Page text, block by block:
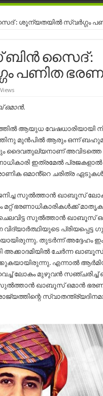
ശൂന്യതയിൽ സ്വർഗ്ഗം
സൈദ് :
ഒമാൻ.
ആയുധ
മുൻപിൽ ആരും ഒന്ന്
ദൈവതുല്യനാണ് അവിടത്തെ
ഇത്രമേൽ പ്രജകളാൽ
ഒമാൻ്റെ ചരിത്ര
സുല്‍ത്താന്‍ ഖാബൂസ്
മറ്റ് ഭരണാധികാരികള്‍ക്ക്
സുല്‍ത്താന്‍ ഖാബൂസ്
പ്രിയപ്പെട്ട
തുടര്‍ന്ന് അദ്ദേഹം
അക്കാദമിയില്‍ ചേര്‍ന്ന
എന്നാല്‍
ലോകം മുഴുവന്‍ സഞ്ചരിച്ച്
സുല്‍ത്താന്‍ ഖാബൂസ് ഒമാന്‍